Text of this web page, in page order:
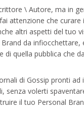
\ Autore, ma in
attenzione che
altri aspetti del tuo
da
quella pubblica che
di Gossip pronti
senza volerti
il tuo Personal